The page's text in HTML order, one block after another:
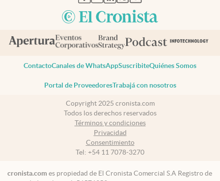
ContactoCanales de WhatsAppSuscribiteQuiénes Somos
Portal de ProveedoresTrabajá con nosotros
Copyright 2025 cronista.com
Todos los derechos reservados
Términos y condiciones
Privacidad
Consentimiento
Tel: +54 11 7078-3270
cronista.com es propiedad de El Cronista Comercial S.A Registro de